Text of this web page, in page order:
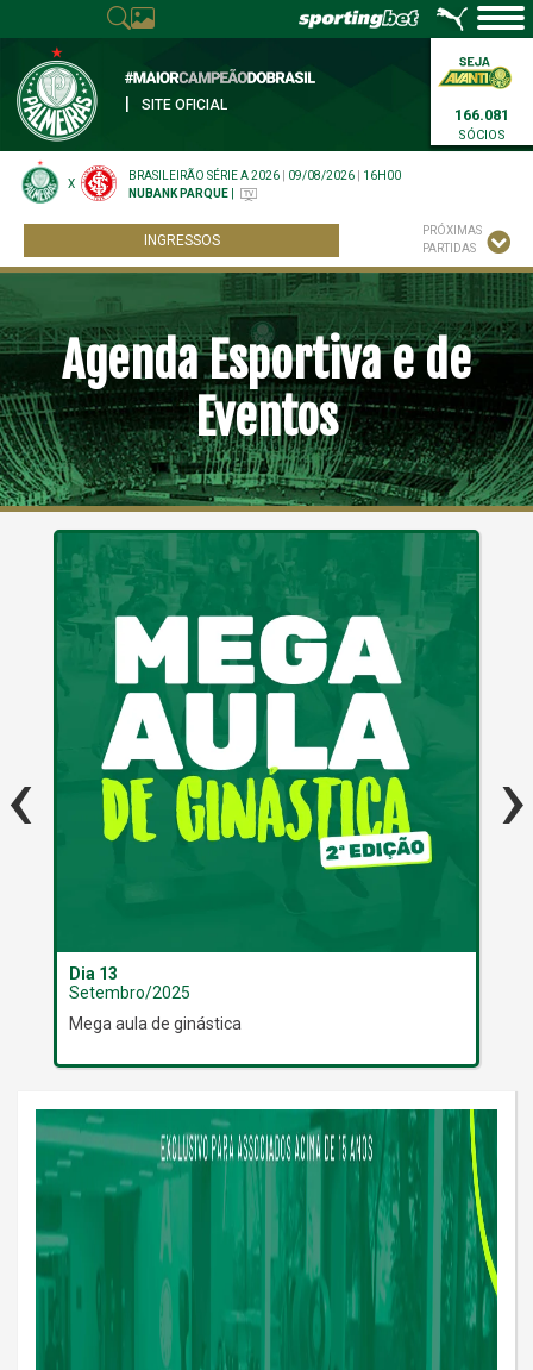
SITE OFICIAL
166.081
SÓCIOS
X
BRASILEIRÃO SÉRIE A 2026 09/08/2026
16H00
NUBANK PARQUE
INGRESSOS
PRÓXIMAS
PARTIDAS
Agenda Esportiva e de
Eventos
Dia 13
Setembro/2025
Mega aula de ginástica
‹ ›